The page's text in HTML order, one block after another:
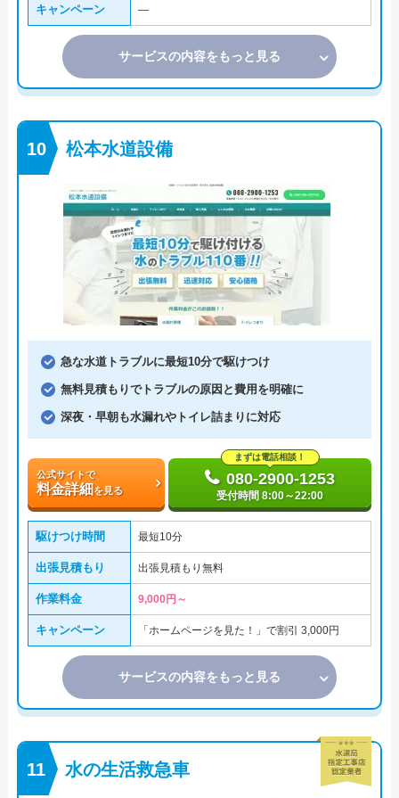
キャンペーン ―
サービスの内容をもっと見る
松本水道設備
急な水道トラブルに最短10分で駆けつけ
無料見積もりでトラブルの原因と費用を明確に
深夜・早朝も水漏れやトイレ詰まりに対応
公式サイトで
料金詳細を見る
まずは電話相談！
080-2900-1253
受付時間 8:00～22:00
駆けつけ時間 最短10分
出張見積もり 出張見積もり無料
作業料金 9,000円～
キャンペーン 「ホームページを見た！」で割引 3,000円
サービスの内容をもっと見る
水の生活救急車